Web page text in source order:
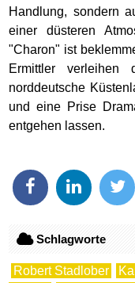
Handlung, sondern
einer düsteren
"Charon" ist
Ermittler verleihen
norddeutsche
und eine Prise
entgehen lassen.
Schlagworte
Robert Stadlober